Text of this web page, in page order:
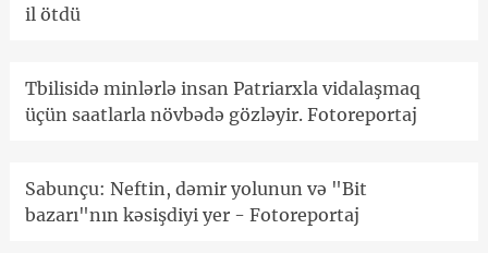
il ötdü
Tbilisidə minlərlə insan Patriarxla vidalaşmaq
üçün saatlarla növbədə gözləyir. Fotoreportaj
Sabunçu: Neftin, dəmir yolunun və "Bit
bazarı"nın kəsişdiyi yer - Fotoreportaj